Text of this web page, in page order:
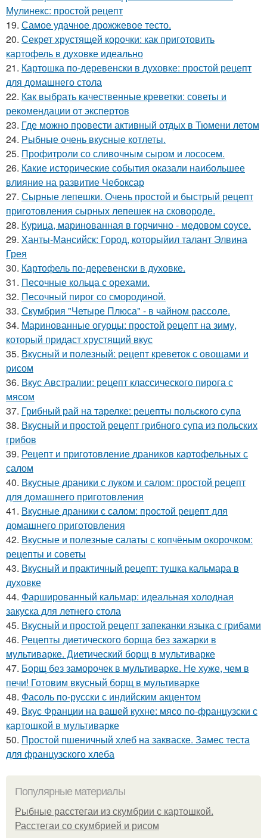
Мулинекс: простой рецепт
19. Самое удачное дрожжевое тесто.
20. Секрет хрустящей корочки: как приготовить
картофель в духовке идеально
21. Картошка по-деревенски в духовке: простой рецепт
для домашнего стола
22. Как выбрать качественные креветки: советы и
рекомендации от экспертов
23. Где можно провести активный отдых в Тюмени летом
24. Рыбные очень вкусные котлеты.
25. Профитроли со сливочным сыром и лососем.
26. Какие исторические события оказали наибольшее
влияние на развитие Чебоксар
27. Сырные лепешки. Очень простой и быстрый рецепт
приготовления сырных лепешек на сковороде.
28. Курица, маринованная в горчично - медовом соусе.
29. Ханты-Мансийск: Город, которыйил талант Элвина
Грея
30. Картофель по-деревенски в духовке.
31. Песочные кольца с орехами.
32. Песочный пирог со смородиной.
33. Скумбрия "Четыре Плюса" - в чайном рассоле.
34. Маринованные огурцы: простой рецепт на зиму,
который придаст хрустящий вкус
35. Вкусный и полезный: рецепт креветок с овощами и
рисом
36. Вкус Австралии: рецепт классического пирога с
мясом
37. Грибный рай на тарелке: рецепты польского супа
38. Вкусный и простой рецепт грибного супа из польских
грибов
39. Рецепт и приготовление драников картофельных с
салом
40. Вкусные драники с луком и салом: простой рецепт
для домашнего приготовления
41. Вкусные драники с салом: простой рецепт для
домашнего приготовления
42. Вкусные и полезные салаты с копчёным окорочком:
рецепты и советы
43. Вкусный и практичный рецепт: тушка кальмара в
духовке
44. Фаршированный кальмар: идеальная холодная
закуска для летнего стола
45. Вкусный и простой рецепт запеканки языка с грибами
46. Рецепты диетического борща без зажарки в
мультиварке. Диетический борщ в мультиварке
47. Борщ без заморочек в мультиварке. Не хуже, чем в
печи! Готовим вкусный борщ в мультиварке
48. Фасоль по-русски с индийским акцентом
49. Вкус Франции на вашей кухне: мясо по-французски с
картошкой в мультиварке
50. Простой пшеничный хлеб на закваске. Замес теста
для французского хлеба
Популярные материалы
Рыбные расстегаи из скумбрии с картошкой.
Расстегаи со скумбрией и рисом